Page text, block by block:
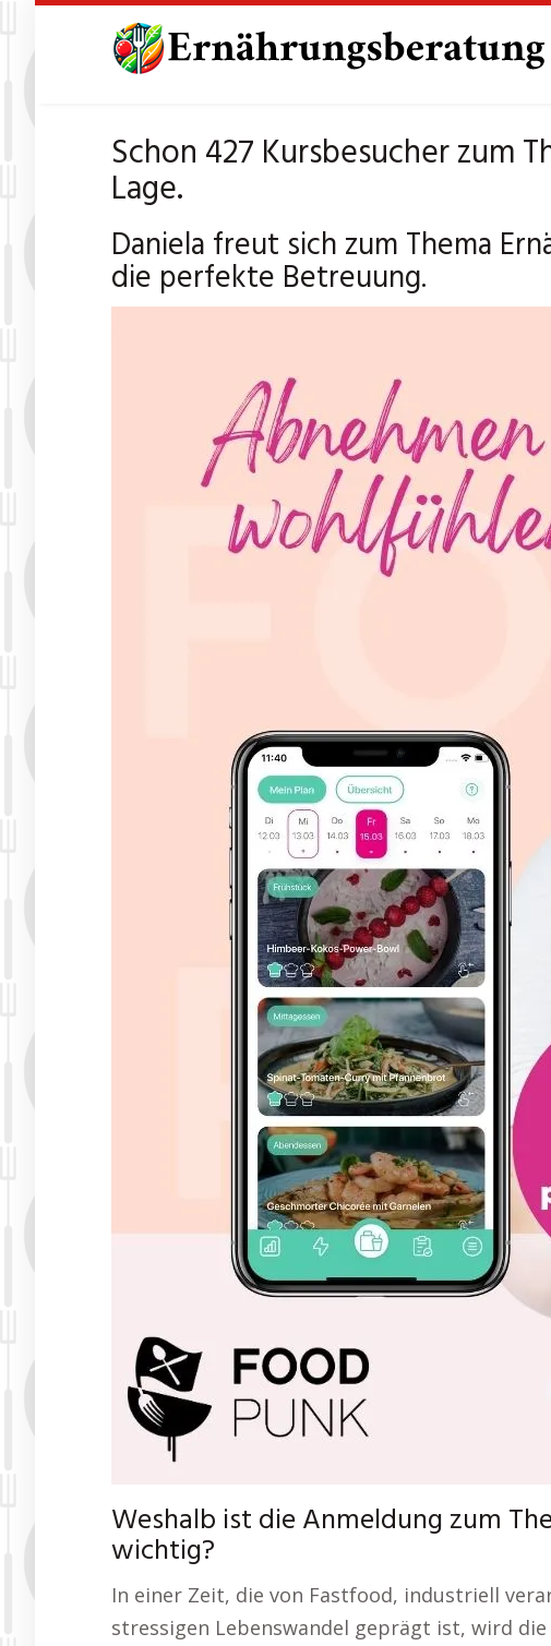
Schon 427 Kursbesucher zum
Lage.
Daniela freut sich zum Thema
die perfekte Betreuung.
Weshalb ist die Anmeldung zum
wichtig?
In einer Zeit, die von Fastfood, industriell
stressigen Lebenswandel geprägt ist, wird